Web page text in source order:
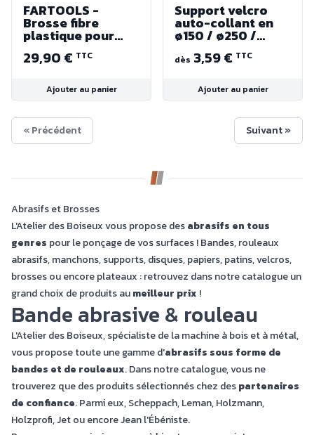
FARTOOLS -
Brosse fibre
plastique pour
nettoyage doux -
Diamètre 120 mm
29,90 € TTC
Ajouter au panier
Support velcro
auto-collant en
ø150 / ø250 /
ø300 mm
dès 3,59 € TTC
Ajouter au panier
« Précédent Suivant »
Abrasifs et Brosses
L'Atelier des Boiseux vous propose desabrasifs en tous
genres pour le ponçage de vos surfaces ! Bandes, rouleaux
abrasifs, manchons, supports, disques, papiers, patins, velcros,
brosses ou encore plateaux : retrouvez dans notre catalogue un
grand choix de produits aumeilleur prix !
Bande abrasive & rouleau
L'Atelier des Boiseux, spécialiste de la machine à bois et à métal,
vous propose toute une gamme d'abrasifs sous forme de
bandes et de rouleaux. Dans notre catalogue, vous ne
trouverez que des produits sélectionnés chez despartenaires
de confiance. Parmi eux, Scheppach, Leman, Holzmann,
Holzprofi, Jet ou encore Jean l'Ébéniste.